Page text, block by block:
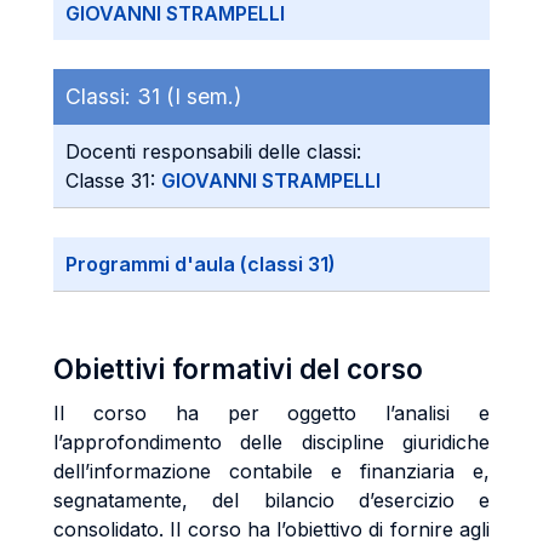
GIOVANNI STRAMPELLI
Classi: 31 (I sem.)
Docenti responsabili delle classi:
Classe 31: GIOVANNI STRAMPELLI
Programmi d'aula (classi 31)
Obiettivi formativi del corso
Il corso ha per oggetto l’analisi e
l’approfondimento delle discipline giuridiche
dell’informazione contabile e finanziaria e,
segnatamente, del bilancio d’esercizio e
consolidato. Il corso ha l’obiettivo di fornire agli